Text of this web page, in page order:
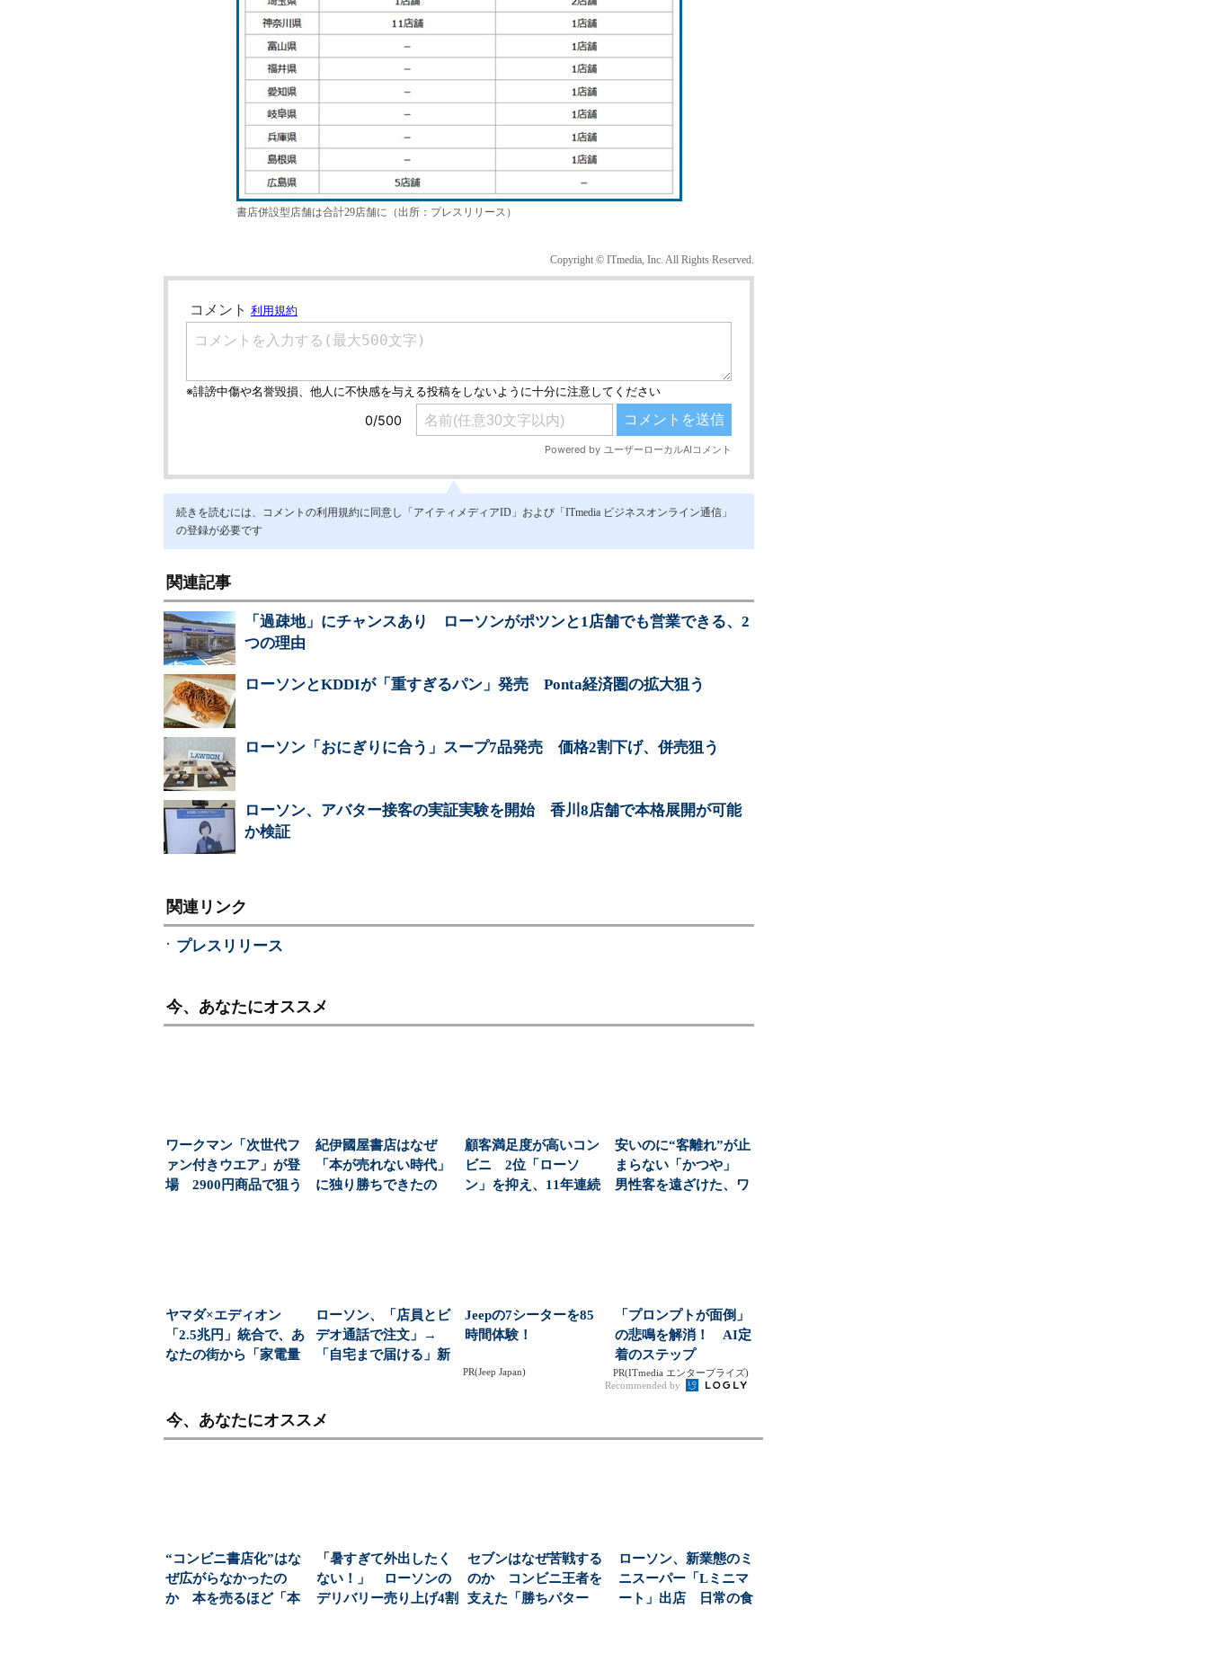
書店併設型店舗は合計29店舗に（出所：プレスリリース）
Copyright © ITmedia, Inc. All Rights Reserved.
続きを読むには、コメントの利用規約に同意し「アイティメディアID」および「ITmedia ビジネスオンライン通信」
の登録が必要です
関連記事
「過疎地」にチャンスあり ローソンがポツンと1店舗でも営業できる、2
つの理由
ローソンとKDDIが「重すぎるパン」発売 Ponta経済圏の拡大狙う
ローソン「おにぎりに合う」スープ7品発売 価格2割下げ、併売狙う
ローソン、アバター接客の実証実験を開始 香川8店舗で本格展開が可能
か検証
関連リンク
プレスリリース
今、あなたにオススメ
ワークマン「次世代フ
ァン付きウエア」が登
場 2900円商品で狙う
紀伊國屋書店はなぜ
「本が売れない時代」
に独り勝ちできたの
顧客満足度が高いコン
ビニ 2位「ローソ
ン」を抑え、11年連続
安いのに“客離れ”が止
まらない「かつや」
男性客を遠ざけた、ワ
ヤマダ×エディオン
「2.5兆円」統合で、あ
なたの街から「家電量
ローソン、「店員とビ
デオ通話で注文」→
「自宅まで届ける」新
Jeepの7シーターを85
時間体験！
PR(Jeep Japan)
「プロンプトが面倒」
の悲鳴を解消！ AI定
着のステップ
PR(ITmedia エンタープライズ)
Recommended by
今、あなたにオススメ
“コンビニ書店化”はな
ぜ広がらなかったの
か 本を売るほど「本
「暑すぎて外出したく
ない！」 ローソンの
デリバリー売り上げ4割
セブンはなぜ苦戦する
のか コンビニ王者を
支えた「勝ちパター
ローソン、新業態のミ
ニスーパー「Lミニマ
ート」出店 日常の食